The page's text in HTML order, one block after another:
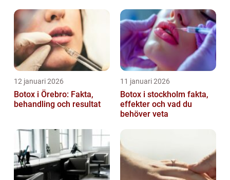
12 januari 2026
Botox i Örebro: Fakta,
behandling och resultat
11 januari 2026
Botox i stockholm fakta,
effekter och vad du
behöver veta